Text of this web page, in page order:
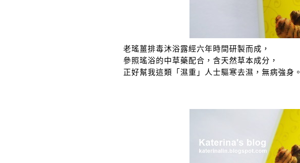
老瑤薑排毒沐浴露經六年時間研製而成，
參照瑤浴的中草藥配合，含天然草本成分，
正好幫我這類「濕重」人士驅寒去濕，無病強身。